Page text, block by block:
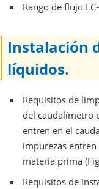
Rango de flujo
Instalación
líquidos.
Requisitos de
del caudalímetro
entren en el
impurezas
materia prima
Requisitos de